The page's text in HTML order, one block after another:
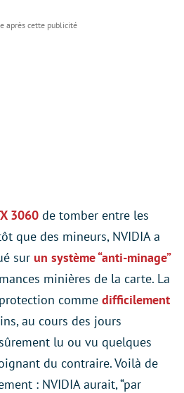
3060 de tomber entre les
que des mineurs, NVIDIA a
sur un système “anti-minage”
minières de la carte. La
comme difficilement
au cours des jours
lu ou vu quelques
du contraire. Voilà de
: NVIDIA aurait, “par